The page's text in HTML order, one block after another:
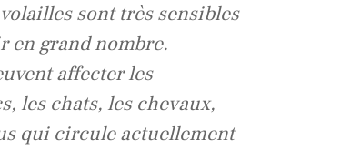
sont très sensibles
en grand nombre.
affecter les
les chats, les chevaux,
qui circule actuellement